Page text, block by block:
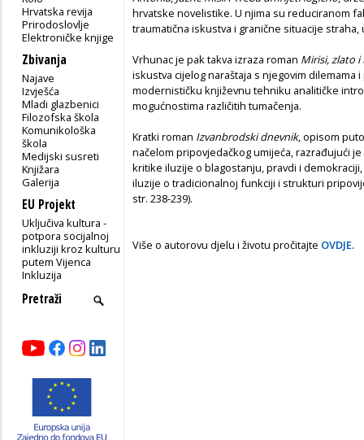
Hrvatska revija
Prirodoslovlje
Elektroničke knjige
Zbivanja
Najave
Izvješća
Mladi glazbenici
Filozofska škola
Komunikološka
škola
Medijski susreti
Knjižara
Galerija
EU Projekt
Uključiva kultura -
potpora socijalnoj
inkluziji kroz kulturu
putem Vijenca
Inkluzija
hrvatske novelistike. U njima su reduciranom
traumatična iskustva i granične situacije
Vrhunac je pak takva izraza roman Mirisi, zlato i
iskustva cijelog naraštaja s njegovim dilemama
modernističku književnu tehniku analitičke
mogućnostima različitih tumačenja.
Kratki roman Izvanbrodski dnevnik, opisom
načelom pripovjedačkog umijeća, razrađujući
kritike iluzije o blagostanju, pravdi i
iluzije o tradicionalnoj funkciji i strukturi
str. 238-239).
Više o autorovu djelu i životu pročitajte OVDJE.